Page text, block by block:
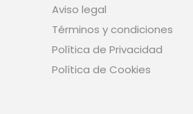
Aviso legal
Términos y condiciones
Política de Privacidad
Política de Cookies